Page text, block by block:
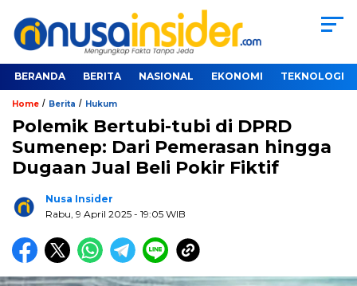
BERANDA BERITA NASIONAL EKONOMI TEKNOLOGI
Home / Berita / Hukum
Polemik Bertubi-tubi di DPRD
Sumenep: Dari Pemerasan hingga
Dugaan Jual Beli Pokir Fiktif
Nusa Insider
Rabu, 9 April 2025 - 19:05 WIB